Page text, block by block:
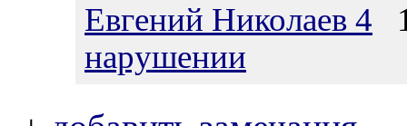
Евгений Николаев 4
нарушении